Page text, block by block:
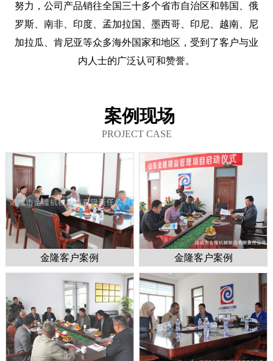
努力，公司产品销往全国三十多个省市自治区和韩国、俄
罗斯、南非、印度、孟加拉国、墨西哥、印尼、越南、尼
加拉瓜、肯尼亚等众多海外国家和地区，受到了客户与业
内人士的广泛认可和赞誉。
案例现场
PROJECT CASE
金隆客户案例 金隆客户案例